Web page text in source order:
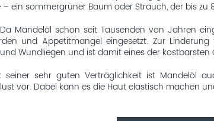
– ein sommergrüner Baum oder Strauch, der bis zu
Da Mandelöl schon seit Tausenden von Jahren
und Appetitmangel eingesetzt. Zur
Wundliegen und ist damit eines der kostbarsten
seiner sehr guten Verträglichkeit ist Mandelöl
vor. Dabei kann es die Haut elastisch machen